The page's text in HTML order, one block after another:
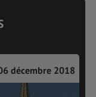
décembre 2018